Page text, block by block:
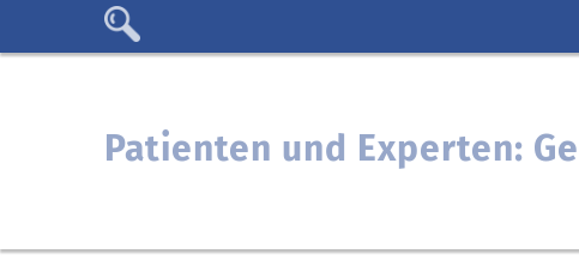
Patienten und Experten: